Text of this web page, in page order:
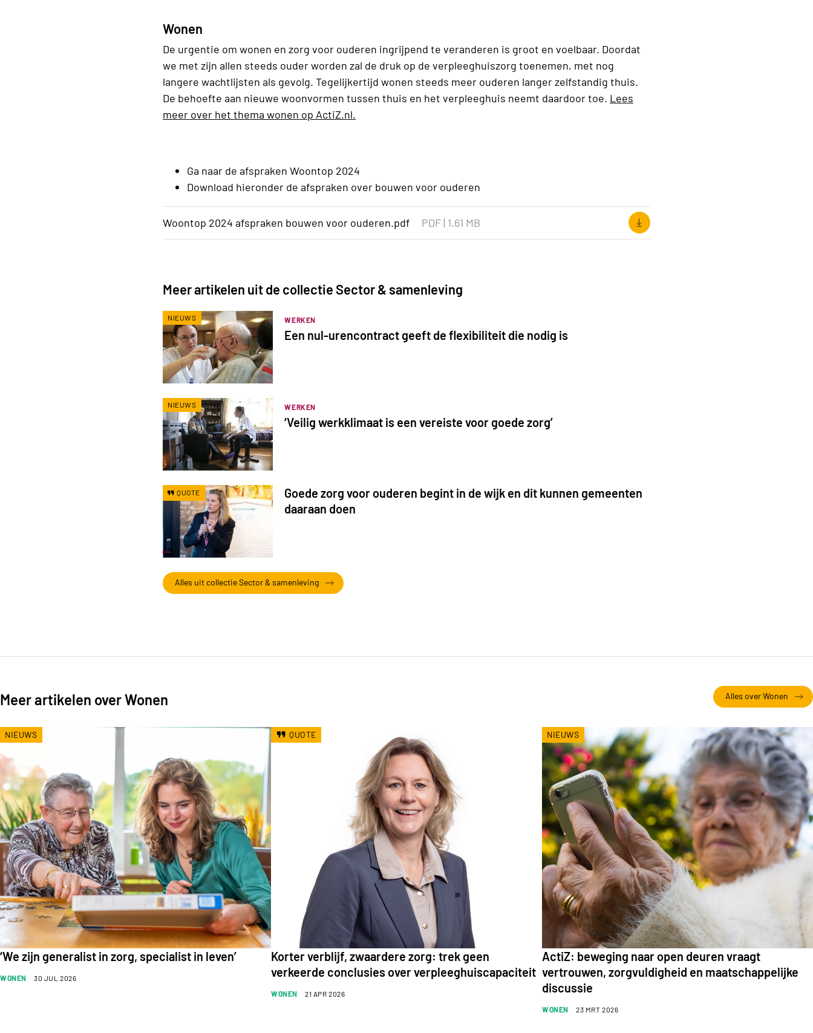
Wonen
De urgentie om wonen en zorg voor ouderen ingrijpend te veranderen is groot en voelbaar. Doordat
we met zijn allen steeds ouder worden zal de druk op de verpleeghuiszorg toenemen, met nog
langere wachtlijsten als gevolg. Tegelijkertijd wonen steeds meer ouderen langer zelfstandig thuis.
De behoefte aan nieuwe woonvormen tussen thuis en het verpleeghuis neemt daardoor toe. Lees
meer over het thema wonen op ActiZ.nl.
Ga naar de afspraken Woontop 2024
Download hieronder de afspraken over bouwen voor ouderen
Woontop 2024 afspraken bouwen voor ouderen.pdf PDF | 1.61 MB
Meer artikelen uit de collectie Sector & samenleving
WERKEN
Een nul-urencontract geeft de flexibiliteit die nodig is
NIEUWS
WERKEN
‘Veilig werkklimaat is een vereiste voor goede zorg’
NIEUWS
Goede zorg voor ouderen begint in de wijk en dit kunnen gemeenten
daaraan doen
QUOTE
Alles uit collectie Sector & samenleving
Meer artikelen over Wonen Alles over Wonen
WONEN 30 JUL 2026
‘We zijn generalist in zorg, specialist in leven’
NIEUWS
WONEN 21 APR 2026
Korter verblijf, zwaardere zorg: trek geen
verkeerde conclusies over verpleeghuiscapaciteit
QUOTE
WONEN 23 MRT 2026
ActiZ: beweging naar open deuren vraagt
vertrouwen, zorgvuldigheid en maatschappelijke
discussie
NIEUWS